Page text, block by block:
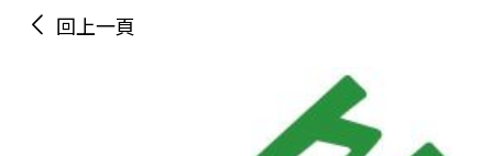
回上一頁